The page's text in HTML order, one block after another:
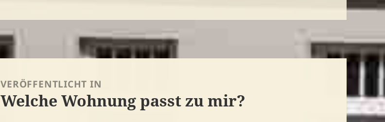
VERÖFFENTLICHT IN
Welche Wohnung passt zu mir?